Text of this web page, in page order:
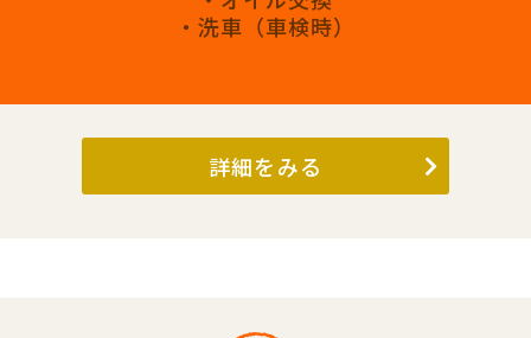
・洗車（車検時）
詳細をみる